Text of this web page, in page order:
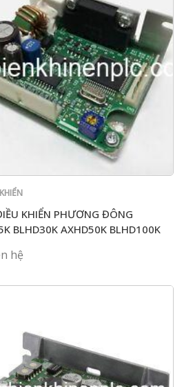
KHIỂN PHƯƠNG ĐÔNG
BLHD30K AXHD50K BLHD100K
hệ